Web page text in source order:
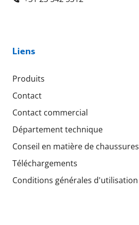
Liens
Produits
Contact
Contact commercial
Département technique
Conseil en matière de chaussures
Téléchargements
Conditions générales d'utilisation